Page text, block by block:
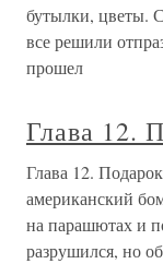
бутылки, цветы.
все решили
прошел
Глава 12.
Глава 12.
американский
на парашютах и
разрушился, но